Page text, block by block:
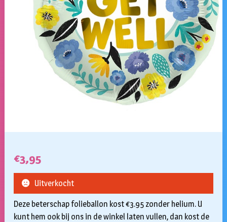
€3,95
Deze beterschap folieballon kost €3.95 zonder helium. U
kunt hem ook bij ons in de winkel laten vullen, dan kost de
Uitverkocht